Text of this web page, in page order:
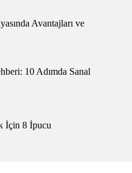
Avantajları ve
10 Adımda Sanal
İçin 8 İpucu